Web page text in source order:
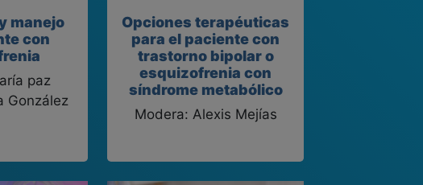
manejo
con
paz
González
Opciones terapéuticas
para el paciente con
trastorno bipolar o
esquizofrenia con
síndrome metabólico
Modera: Alexis Mejías